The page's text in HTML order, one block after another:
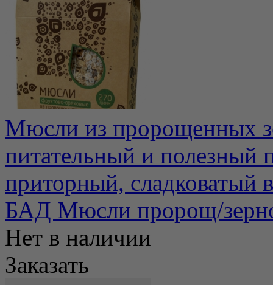
Мюсли из пророщенных
питательный и полезный
приторный, сладковатый
БАД Мюсли пророщ/
Нет в наличии
Заказать